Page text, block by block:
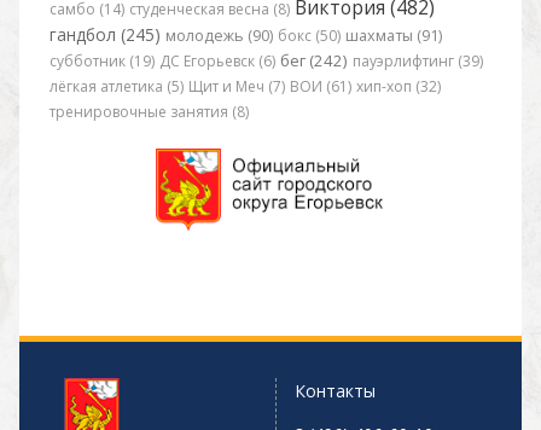
самбо (14) студенческая весна (8) Виктория (482)
гандбол (245) молодежь (90) бокс (50) шахматы (91)
субботник (19) ДС Егорьевск (6) бег (242) пауэрлифтинг (39)
лёгкая атлетика (5) Щит и Меч (7) ВОИ (61) хип-хоп (32)
тренировочные занятия (8)
Контакты